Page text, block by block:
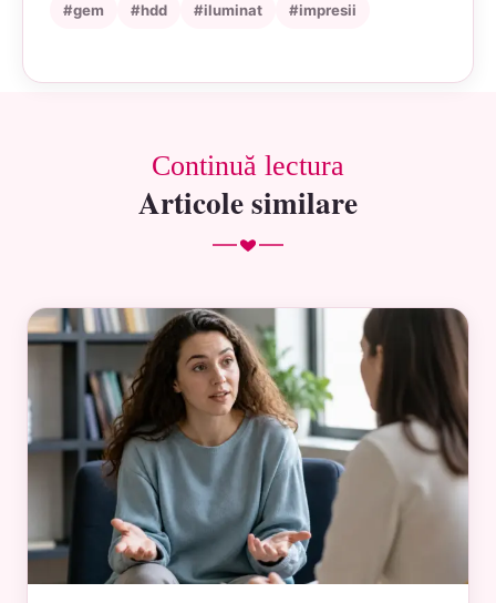
#gem #hdd #iluminat #impresii
Continuă lectura
Articole similare